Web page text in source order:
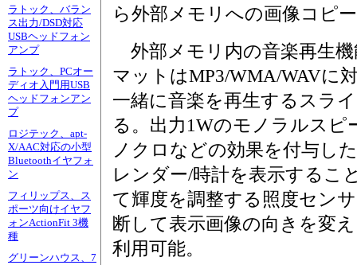
ラトック、バラン
ス出力/DSD対応
USBヘッドフォン
アンプ
ラトック、PCオー
ディオ入門用USB
ヘッドフォンアン
プ
ロジテック、apt-
X/AAC対応の小型
Bluetoothイヤフォ
ン
フィリップス、ス
ポーツ向けイヤフ
ォンActionFit 3機
種
グリーンハウス、7
ら外部メモリへの画像コピ
外部メモリ内の音楽再生
マットはMP3/WMA/WAVに
一緒に音楽を再生するスラ
る。出力1Wのモノラルス
ノクロなどの効果を付与し
レンダー/時計を表示するこ
て輝度を調整する照度セン
断して表示画像の向きを変
利用可能。